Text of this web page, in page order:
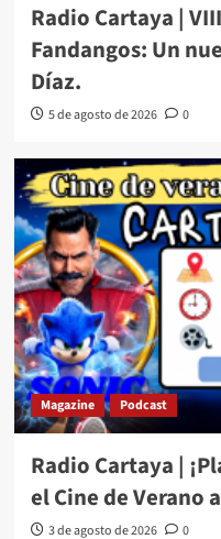
Radio Cartaya |
Fandangos: Un
Díaz.
5 de agosto de 2026 0
Magazine Podcast
Radio Cartaya |
el Cine de Verano
3 de agosto de 2026 0